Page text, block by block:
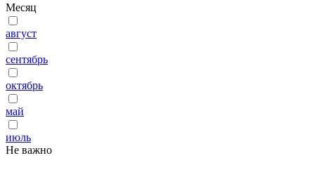
Месяц
август
сентябрь
октябрь
май
июль
Не важно